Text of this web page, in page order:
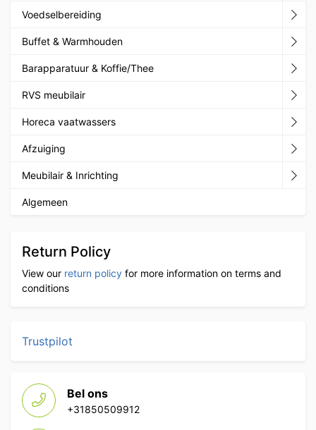
Voedselbereiding
Buffet & Warmhouden
Barapparatuur & Koffie/Thee
RVS meubilair
Horeca vaatwassers
Afzuiging
Meubilair & Inrichting
Algemeen
Return Policy
View our return policy for more information on terms and
conditions
Trustpilot
Bel ons
+31850509912